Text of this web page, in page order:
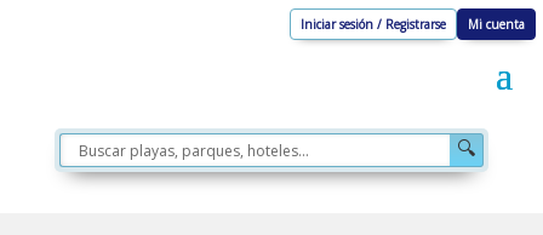
Iniciar sesión / Registrarse Mi cuenta
🔍